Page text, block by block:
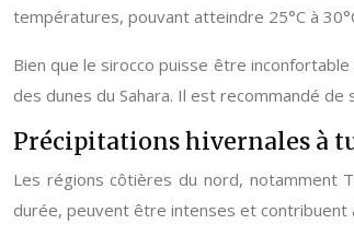
températures, pouvant atteindre 25°C à
Bien que le sirocco puisse être
des dunes du Sahara. Il est recommandé
Précipitations hivernales à
Les régions côtières du nord, notamment
durée, peuvent être intenses et contribuent